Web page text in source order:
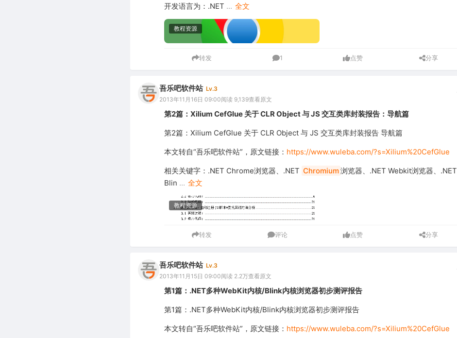
开发语言为：.NET ... 全文
教程资源
转发 1 点赞 分享
吾乐吧软件站 Lv.3
2013年11月16日 09:00阅读 9,139查看原文
第2篇：Xilium CefGlue 关于 CLR Object 与 JS 交互类库封装报告：导航篇
第2篇：Xilium CefGlue 关于 CLR Object 与 JS 交互类库封装报告 导航篇
本文转自“吾乐吧软件站”，原文链接： https://www.wuleba.com/?s=Xilium%20CefGlue
相关关键字：.NET Chrome浏览器、.NET Chromium浏览器、.NET Webkit浏览器、.NET
Blin ... 全文
教程资源
转发 评论 点赞 分享
吾乐吧软件站 Lv.3
2013年11月15日 09:00阅读 2.2万查看原文
第1篇：.NET多种WebKit内核/Blink内核浏览器初步测评报告
第1篇：.NET多种WebKit内核/Blink内核浏览器初步测评报告
本文转自“吾乐吧软件站”，原文链接： https://www.wuleba.com/?s=Xilium%20CefGlue